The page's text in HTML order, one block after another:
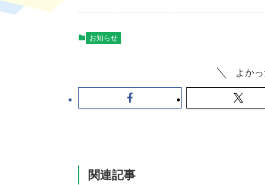
お知らせ
よか
関連記事